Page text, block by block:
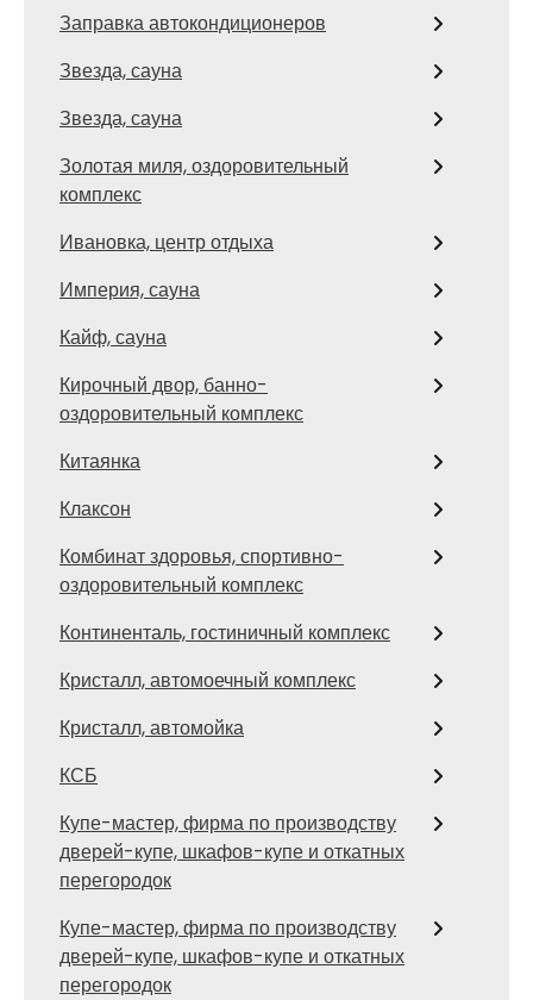
Заправка автокондиционеров
Звезда, сауна
Звезда, сауна
Золотая миля, оздоровительный
комплекс
Ивановка, центр отдыха
Империя, сауна
Кайф, сауна
Кирочный двор, банно-
оздоровительный комплекс
Китаянка
Клаксон
Комбинат здоровья, спортивно-
оздоровительный комплекс
Континенталь, гостиничный комплекс
Кристалл, автомоечный комплекс
Кристалл, автомойка
КСБ
Купе-мастер, фирма по производству
дверей-купе, шкафов-купе и откатных
перегородок
Купе-мастер, фирма по производству
дверей-купе, шкафов-купе и откатных
перегородок